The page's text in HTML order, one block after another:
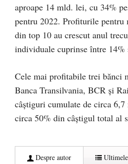
aproape 14 mld. lei, cu 34%
pentru 2022. Profiturile pentru
din top 10 au crescut anul
individuale cuprinse între 14%
Cele mai profitabile trei bănci
Banca Transilvania, BCR şi
câştiguri cumulate de circa
circa 50% din câştigul total al
Despre autor